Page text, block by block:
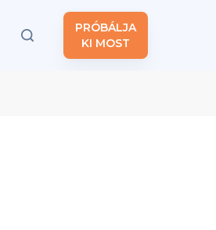
PRÓBÁLJA
KI MOST